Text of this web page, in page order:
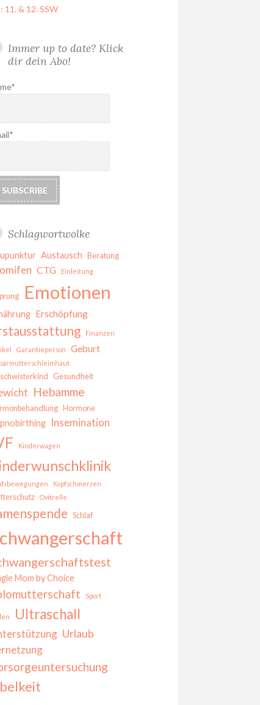
11. & 12. SSW
Immer up to date? Klick
dir dein Abo!
Schlagwortwolke
Austausch Beratung
CTG Einleitung
Emotionen
Erschöpfung
Finanzen
Garantieperson Geburt
Gesundheit
Hebamme
Hormone
Insemination
Kinderwagen
Kopfschmerzen
Ovitrelle
Schlaf
Mom by Choice
Sport
Ultraschall
Urlaub